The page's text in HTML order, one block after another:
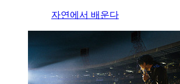
자연에서 배운다